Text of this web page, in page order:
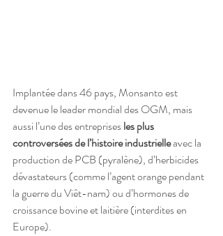
Implantée dans 46 pays, Monsanto est
devenue le leader mondial des OGM, mais
aussi l’une des entreprises les plus
controversées de l’histoire industrielle avec la
production de PCB (pyralène), d’herbicides
dévastateurs (comme l’agent orange pendant
la guerre du Viêt-nam) ou d’hormones de
croissance bovine et laitière (interdites en
Europe).